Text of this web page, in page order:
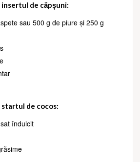
de căpșuni:
sau 500 g de piure și 250 g
de cocos:
îndulcit